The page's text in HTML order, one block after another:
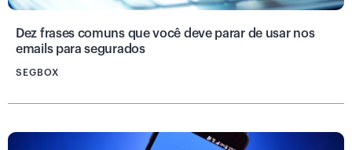
Dez frases comuns que você deve parar de usar nos
emails para segurados
SEGBOX